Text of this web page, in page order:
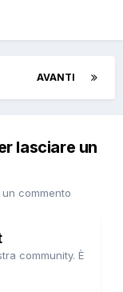
AVANTI
lasciare un
commento
community. È